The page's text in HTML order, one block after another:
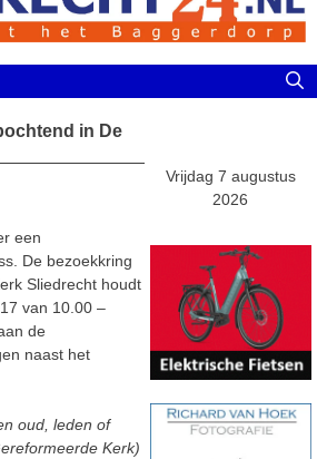
in De
een
De bezoekkring
Sliedrecht houdt
van 10.00 –
de
naast het
oud, leden of
Kerk)
Vrijdag 7 augustus
2026